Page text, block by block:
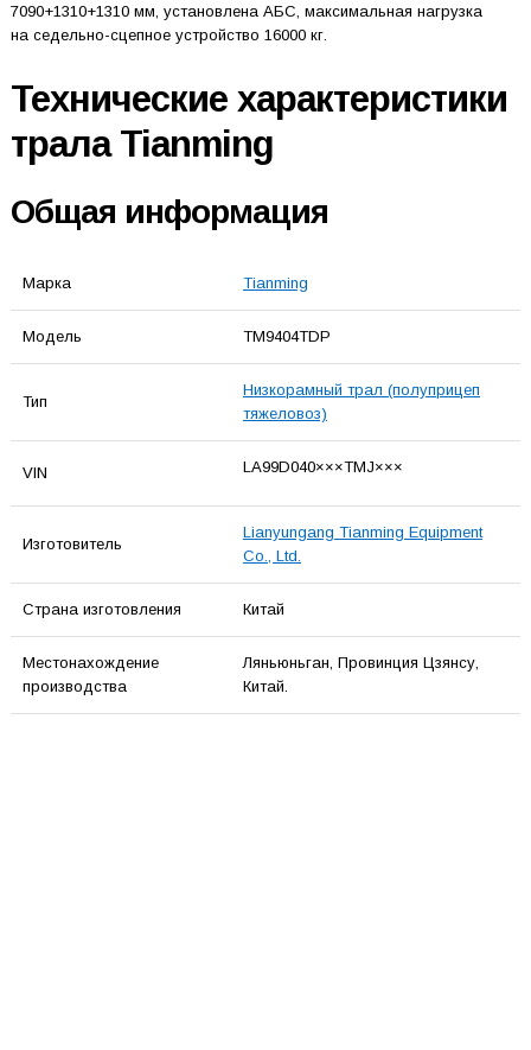
7090+1310+1310 мм, установлена АБС, максимальная нагрузка
на седельно-сцепное устройство 16000 кг.
Технические характеристики
трала Tianming
Общая информация
Марка Tianming
Модель TM9404TDP
Тип
Низкорамный трал (полуприцеп
тяжеловоз)
VIN LA99D040×××TMJ×××
Изготовитель
Lianyungang Tianming Equipment
Co., Ltd.
Страна изготовления Китай
Местонахождение
производства
Ляньюньган, Провинция Цзянсу,
Китай.